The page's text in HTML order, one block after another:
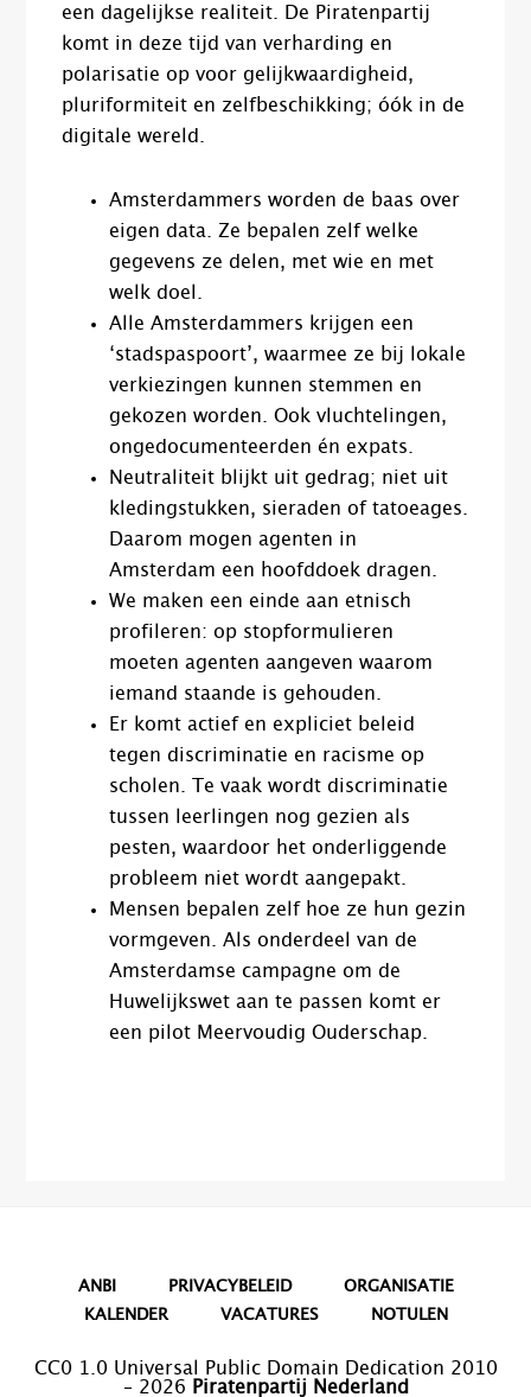
een dagelijkse realiteit. De Piratenpartij
komt in deze tijd van verharding en
polarisatie op voor gelijkwaardigheid,
pluriformiteit en zelfbeschikking; óók in de
digitale wereld.
Amsterdammers worden de baas over
eigen data. Ze bepalen zelf welke
gegevens ze delen, met wie en met
welk doel.
Alle Amsterdammers krijgen een
‘stadspaspoort’, waarmee ze bij lokale
verkiezingen kunnen stemmen en
gekozen worden. Ook vluchtelingen,
ongedocumenteerden én expats.
Neutraliteit blijkt uit gedrag; niet uit
kledingstukken, sieraden of tatoeages.
Daarom mogen agenten in
Amsterdam een hoofddoek dragen.
We maken een einde aan etnisch
profileren: op stopformulieren
moeten agenten aangeven waarom
iemand staande is gehouden.
Er komt actief en expliciet beleid
tegen discriminatie en racisme op
scholen. Te vaak wordt discriminatie
tussen leerlingen nog gezien als
pesten, waardoor het onderliggende
probleem niet wordt aangepakt.
Mensen bepalen zelf hoe ze hun gezin
vormgeven. Als onderdeel van de
Amsterdamse campagne om de
Huwelijkswet aan te passen komt er
een pilot Meervoudig Ouderschap.
ANBI PRIVACYBELEID
ORGANISATIE
KALENDER
VACATURES NOTULEN
CC0 1.0 Universal Public Domain Dedication 2010
– 2026 Piratenpartij Nederland